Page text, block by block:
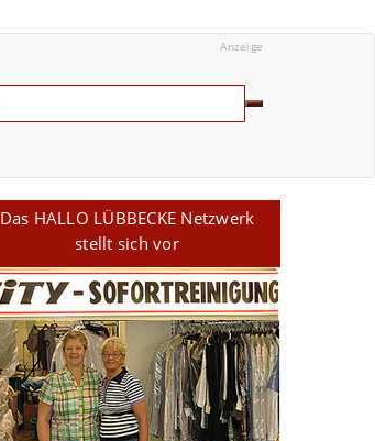
Anzeige
Das HALLO LÜBBECKE Netzwerk
stellt sich vor